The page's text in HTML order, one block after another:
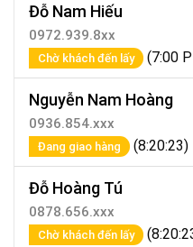
Đỗ Nam Hiếu
0972.939.8xx
Chờ khách đến lấy (7:00
Nguyễn Nam Hoàng
0936.854.xxx
Đang giao hàng (8:20:23)
Đỗ Hoàng Tú
0878.656.xxx
Chờ khách đến lấy